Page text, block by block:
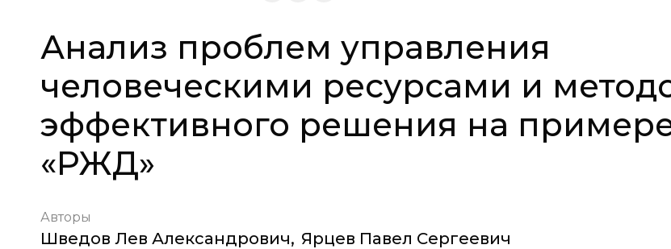
Анализ проблем управления
человеческими ресурсами и
эффективного решения на
«РЖД»
Авторы
Шведов Лев Александрович, Ярцев Павел Сергеевич